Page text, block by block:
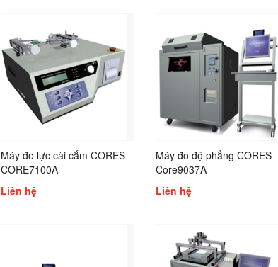
Máy đo lực cài cắm CORES
CORE7100A
Liên hệ
Máy đo độ phẳng CORES
Core9037A
Liên hệ